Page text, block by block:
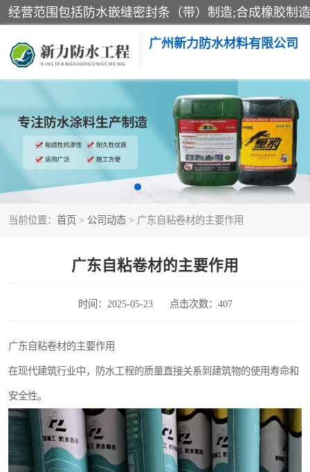
广州新力防水材料有限公司
当前位置： 首页 > 公司动态 > 广东自粘卷材的主要作用
广东自粘卷材的主要作用
时间：2025-05-23 点击次数：407
广东自粘卷材的主要作用
在现代建筑行业中，防水工程的质量直接关系到建筑物的使用寿命和
安全性。
黑豹防水胶
乳化沥青防水涂料
非固化橡胶防水涂料